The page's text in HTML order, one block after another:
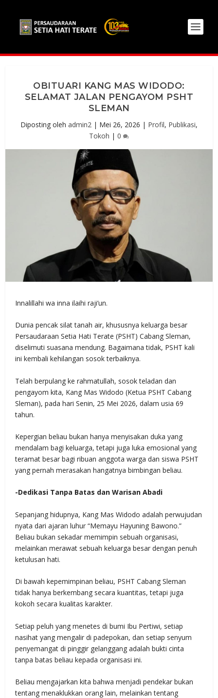
OBITUARI KANG MAS WIDODO:
SELAMAT JALAN PENGAYOM PSHT
SLEMAN
Diposting oleh admin2 | Mei 26, 2026 | Profil, Publikasi,
Tokoh | 0
Innalillahi wa inna ilaihi raji’un.
Dunia pencak silat tanah air, khususnya keluarga besar
Persaudaraan Setia Hati Terate (PSHT) Cabang Sleman,
diselimuti suasana mendung. Bagaimana tidak, PSHT kali
ini kembali kehilangan sosok terbaiknya.
Telah berpulang ke rahmatullah, sosok teladan dan
pengayom kita, Kang Mas Widodo (Ketua PSHT Cabang
Sleman), pada hari Senin, 25 Mei 2026, dalam usia 69
tahun.
Kepergian beliau bukan hanya menyisakan duka yang
mendalam bagi keluarga, tetapi juga luka emosional yang
teramat besar bagi ribuan anggota warga dan siswa PSHT
yang pernah merasakan hangatnya bimbingan beliau.
-Dedikasi Tanpa Batas dan Warisan Abadi
Sepanjang hidupnya, Kang Mas Widodo adalah perwujudan
nyata dari ajaran luhur “Memayu Hayuning Bawono.”
Beliau bukan sekadar memimpin sebuah organisasi,
melainkan merawat sebuah keluarga besar dengan penuh
ketulusan hati.
Di bawah kepemimpinan beliau, PSHT Cabang Sleman
tidak hanya berkembang secara kuantitas, tetapi juga
kokoh secara kualitas karakter.
Setiap peluh yang menetes di bumi Ibu Pertiwi, setiap
nasihat yang mengalir di padepokan, dan setiap senyum
penyemangat di pinggir gelanggang adalah bukti cinta
tanpa batas beliau kepada organisasi ini.
Beliau mengajarkan kita bahwa menjadi pendekar bukan
tentang menaklukkan orang lain, melainkan tentang